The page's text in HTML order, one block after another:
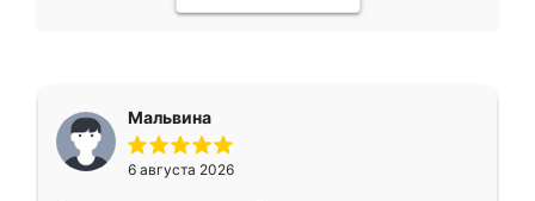
Мальвина
6 августа 2026